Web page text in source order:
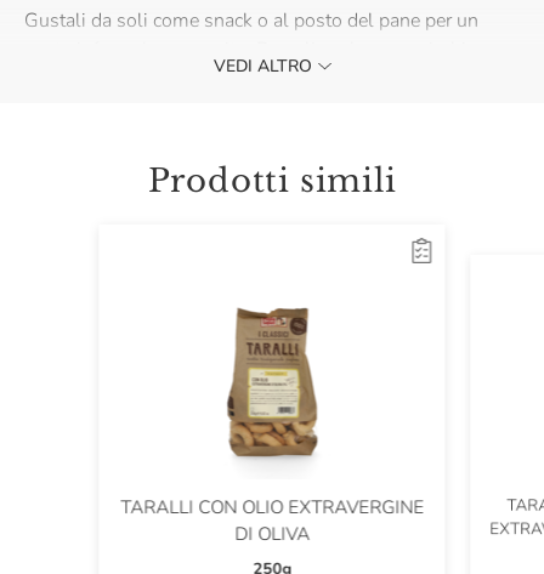
Gustali da soli come snack o al posto del pane per un
insalate, zuppe o una golosa fonduta di formaggio.
VEDI ALTRO
Prodotti simili
TARALLI CON OLIO EXTRAVERGINE
DI OLIVA
250g